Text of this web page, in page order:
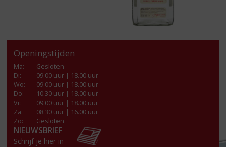
Openingstijden
Ma:
Gesloten
Di:
09.00 uur | 18.00 uur
Wo:
09.00 uur | 18.00 uur
Do:
10.30 uur | 18.00 uur
Vr:
09.00 uur | 18.00 uur
Za:
08.30 uur | 16.00 uur
Zo:
Gesloten
NIEUWSBRIEF
Schrijf je hier in